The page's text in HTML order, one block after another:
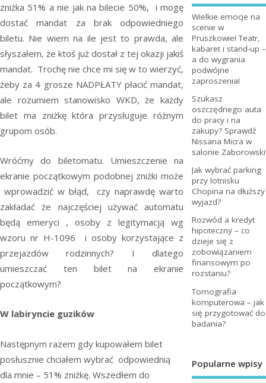
zniżka 51% a nie jak na bilecie 50%, i mogę
dostać mandat za brak odpowiedniego
biletu. Nie wiem na ile jest to prawda, ale
słyszałem, że ktoś już dostał z tej okazji jakiś
mandat. Trochę nie chce mi się w to wierzyć,
żeby za 4 grosze NADPŁATY płacić mandat,
ale rozumiem stanowisko WKD, że każdy
bilet ma zniżkę która przysługuje różnym
grupom osób.
Wróćmy do biletomatu. Umieszczenie na
ekranie początkowym podobnej zniżki może
wprowadzić w błąd, czy naprawdę warto
zakładać że najczęściej używać automatu
będą emeryci , osoby z legitymacją wg
wzoru nr H-1096 i osoby korzystające z
przejazdów rodzinnych? I dlatego
umieszczać ten bilet na ekranie
początkowym?
W labiryncie guzików
Następnym razem gdy kupowałem bilet
posłusznie chciałem wybrać odpowiednią
dla mnie – 51% zniżkę. Wszedłem do
Wielkie emocje na
scenie w
Pruszkowie! Teatr,
kabaret i stand-up –
a do wygrania
podwójne
zaproszenia!
Szukasz
oszczędnego auta
do pracy i na
zakupy? Sprawdź
Nissana Micra w
salonie Zaborowski
Jak wybrać parking
przy lotnisku
Chopina na dłuższy
wyjazd?
Rozwód a kredyt
hipoteczny – co
dzieje się z
zobowiązaniem
finansowym po
rozstaniu?
Tomografia
komputerowa – jak
się przygotować do
badania?
Popularne wpisy